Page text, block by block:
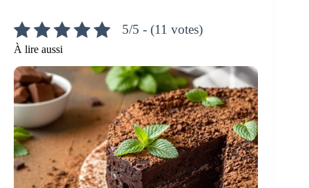
5/5 - (11 votes)
À lire aussi